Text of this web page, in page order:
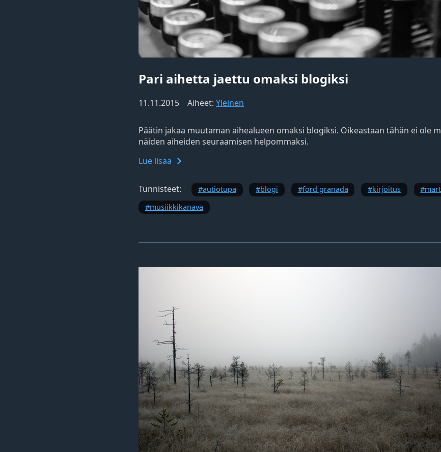
Pari aihetta jaettu omaksi blogiksi
11.11.2015 Aiheet: Yleinen
Päätin jakaa muutaman aihealueen omaksi blogiksi. Oikeastaan tähän ei ole
näiden aiheiden seuraamisen helpommaksi.
Lue lisää
Tunnisteet: autiotupa blogi ford granada kirjoitus
musiikkikanava